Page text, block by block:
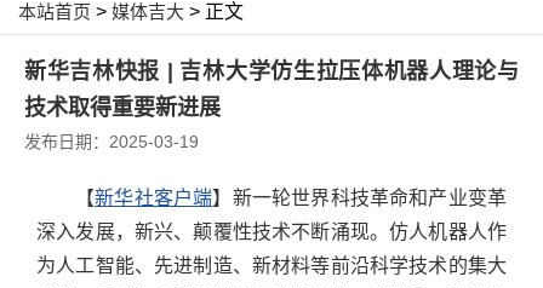
本站首页 > 媒体吉大 > 正文
新华吉林快报 | 吉林大学仿生拉压体机器人理论与
技术取得重要新进展
发布日期：2025-03-19
【新华社客户端】新一轮世界科技革命和产业变革
深入发展，新兴、颠覆性技术不断涌现。仿人机器人作
为人工智能、先进制造、新材料等前沿科学技术的集大